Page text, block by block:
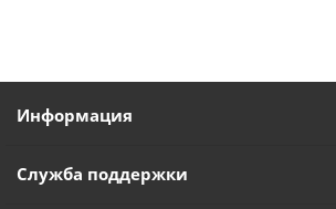
Информация
Служба поддержки